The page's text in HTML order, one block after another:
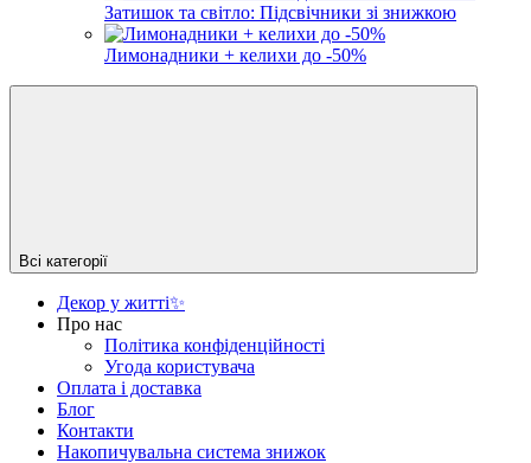
Затишок та світло: Підсвічники зі знижкою
Лимонадники + келихи до -50%
Всі категорії
Декор у житті✨
Про нас
Політика конфіденційності
Угода користувача
Оплата і доставка
Блог
Контакти
Накопичувальна система знижок